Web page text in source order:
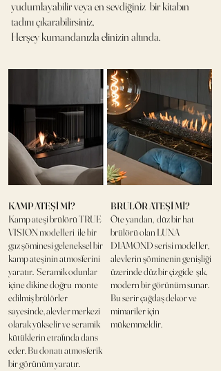
yudumlayabilir veya en sevdiğiniz bir kitabın
tadını çıkarabilirsiniz.
Herşey kumandanızla elinizin altında.
KAMP ATEŞİ Mİ?
Kamp ateşi brülörü TRUE
VISION modelleri ile bir
gaz şöminesi geleneksel bir
kamp ateşinin atmosferini
yaratır. Seramik odunlar
içine dikine doğru monte
edilmiş brülörler
sayesinde, alevler merkezi
olarak yükselir ve seramik
kütüklerin etrafında dans
eder. Bu donatı atmosferik
bir görünüm yaratır.
BRULÖR ATEŞİ Mİ?
Öte yandan, düz bir hat
brülörü olan LUNA
DIAMOND serisi modeller,
alevlerin şöminenin genişliği
üzerinde düz bir çizgide şık,
modern bir görünüm sunar.
Bu serir çağdaş dekor ve
mimariler için
mükemmeldir.